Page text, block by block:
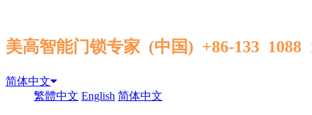
美高智能门锁专家 (中国) +86-133
简体中文
繁體中文 English 简体中文